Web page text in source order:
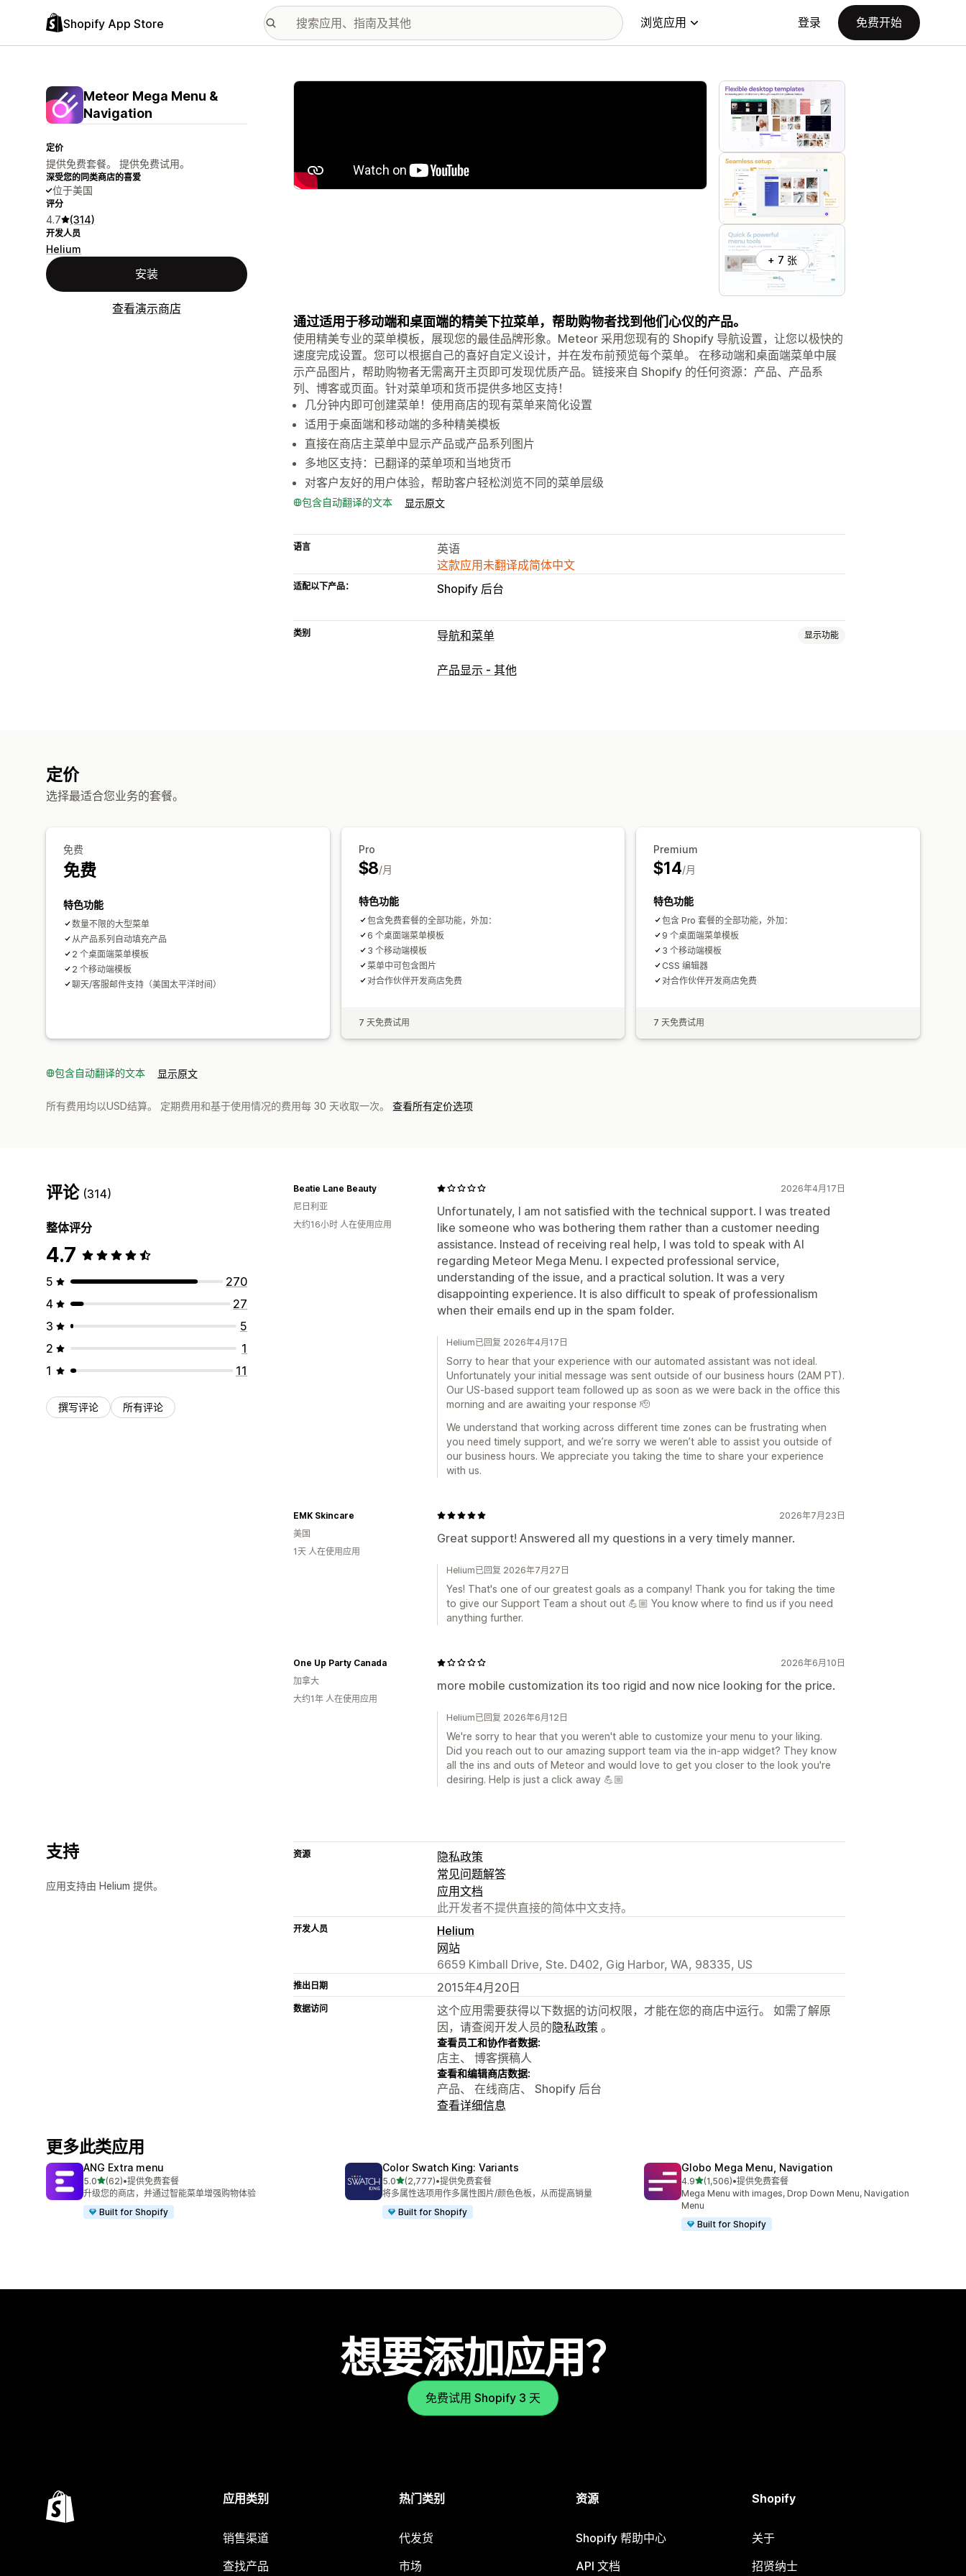
Shopify App Store 浏览应用 登录 免费开始
Meteor Mega Menu &
Navigation
定价
提供免费套餐。 提供免费试用。
深受您的同类商店的喜爱
位于美国
评分
4.7 (314)
开发人员
Helium
安装
查看演示商店
配图图库
+ 7 张
通过适用于移动端和桌面端的精美下拉菜单，帮助购物者找到他们心仪的产品。
使用精美专业的菜单模板，展现您的最佳品牌形象。Meteor 采用您现有的 Shopify 导航设置，让您以极快的
速度完成设置。您可以根据自己的喜好自定义设计，并在发布前预览每个菜单。 在移动端和桌面端菜单中展
示产品图片，帮助购物者无需离开主页即可发现优质产品。链接来自 Shopify 的任何资源：产品、产品系
列、博客或页面。针对菜单项和货币提供多地区支持！
几分钟内即可创建菜单！使用商店的现有菜单来简化设置
适用于桌面端和移动端的多种精美模板
直接在商店主菜单中显示产品或产品系列图片
多地区支持：已翻译的菜单项和当地货币
对客户友好的用户体验，帮助客户轻松浏览不同的菜单层级
包含自动翻译的文本 显示原文
语言
英语
这款应用未翻译成简体中文
适配以下产品： Shopify 后台
类别 导航和菜单 显示功能
菜单样式
产品显示 - 其他
定价
选择最适合您业务的套餐。
免费
免费
特色功能
数量不限的大型菜单
从产品系列自动填充产品
2 个桌面端菜单模板
2 个移动端模板
聊天/客服邮件支持（美国太平洋时间）
Pro
$8/月
特色功能
包含免费套餐的全部功能，外加：
6 个桌面端菜单模板
3 个移动端模板
菜单中可包含图片
对合作伙伴开发商店免费
7 天免费试用
Premium
$14/月
特色功能
包含 Pro 套餐的全部功能，外加：
9 个桌面端菜单模板
3 个移动端模板
CSS 编辑器
对合作伙伴开发商店免费
7 天免费试用
包含自动翻译的文本 显示原文
所有费用均以USD结算。 定期费用和基于使用情况的费用每 30 天收取一次。 查看所有定价选项
评论 (314)
整体评分
4.7
5
270
4
27
3
5
2
1
1
11
撰写评论 所有评论
2026年4月17日
Unfortunately, I am not satisfied with the technical support. I was treated
like someone who was bothering them rather than a customer needing
assistance. Instead of receiving real help, I was told to speak with AI
regarding Meteor Mega Menu. I expected professional service,
understanding of the issue, and a practical solution. It was a very
disappointing experience. It is also difficult to speak of professionalism
when their emails end up in the spam folder.
Beatie Lane Beauty
尼日利亚
大约16小时 人在使用应用
Helium已回复 2026年4月17日
Sorry to hear that your experience with our automated assistant was not ideal.
Unfortunately your initial message was sent outside of our business hours (2AM PT).
Our US-based support team followed up as soon as we were back in the office this
morning and are awaiting your response 🫡
We understand that working across different time zones can be frustrating when
you need timely support, and we’re sorry we weren’t able to assist you outside of
our business hours. We appreciate you taking the time to share your experience
with us.
2026年7月23日
Great support! Answered all my questions in a very timely manner.
EMK Skincare
美国
1天 人在使用应用
Helium已回复 2026年7月27日
Yes! That's one of our greatest goals as a company! Thank you for taking the time
to give our Support Team a shout out 💪🏼 You know where to find us if you need
anything further.
2026年6月10日
more mobile customization its too rigid and now nice looking for the price.
One Up Party Canada
加拿大
大约1年 人在使用应用
Helium已回复 2026年6月12日
We're sorry to hear that you weren't able to customize your menu to your liking.
Did you reach out to our amazing support team via the in-app widget? They know
all the ins and outs of Meteor and would love to get you closer to the look you're
desiring. Help is just a click away 💪🏼
支持
应用支持由 Helium 提供。
资源
隐私政策
常见问题解答
应用文档
此开发者不提供直接的简体中文支持。
开发人员
Helium
网站
6659 Kimball Drive, Ste. D402, Gig Harbor, WA, 98335, US
推出日期 2015年4月20日
数据访问
这个应用需要获得以下数据的访问权限，才能在您的商店中运行。 如需了解原
因，请查阅开发人员的隐私政策 。
查看员工和协作者数据:
店主、 博客撰稿人
查看和编辑商店数据:
产品、 在线商店、 Shopify 后台
查看详细信息
更多此类应用
ANG Extra menu
5.0星（满分 5 星）
(62)
总共 62 条评论
•提供免费套餐
升级您的商店，并通过智能菜单增强购物体验
Built for Shopify
Color Swatch King: Variants
5.0星（满分 5 星）
(2,777)
总共 2777 条评论
•提供免费套餐
将多属性选项用作多属性图片/颜色色板，从而提高销量
Built for Shopify
Globo Mega Menu, Navigation
4.9星（满分 5 星）
(1,506)
总共 1506 条评论
•提供免费套餐
Mega Menu with images, Drop Down Menu, Navigation
Menu
Built for Shopify
想要添加应用？
免费试用 Shopify 3 天
应用类别
销售渠道
查找产品
热门类别
代发货
市场
资源
Shopify 帮助中心
API 文档
Shopify
关于
招贤纳士